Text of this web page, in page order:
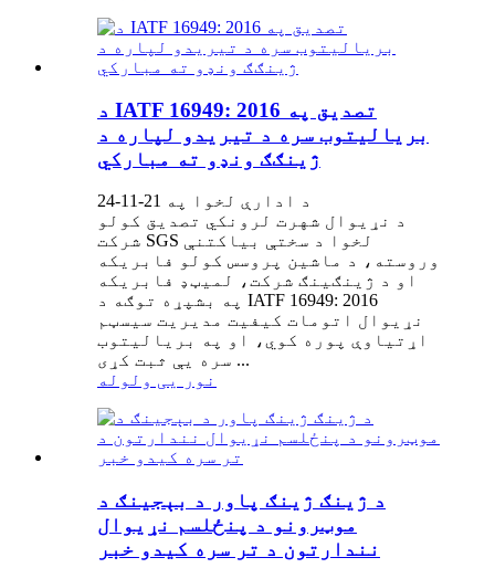
د IATF 16949: 2016 تصدیق په
بریالیتوب سره د تیریدو لپاره د
ژینګګ ونډو ته مبارکي
د ادارې لخوا په 21-11-24
د نړیوال شهرت لرونکي تصدیق کولو
شرکت SGS لخوا د سختې بیاکتنې
وروسته، د ماشین پروسس کولو فابریکه
او د ژینګینګ شرکت، لمیټډ فابریکه
په بشپړه توګه د IATF 16949: 2016
نړیوال اتومات کیفیت مدیریت سیسټم
اړتیاوې پوره کوي، او په بریالیتوب
سره یې ثبت کړی ...
نور یی ولوله
د ژینګ ژینګ پاور د بېجینګ د
موټرونو د پنځلسم نړیوال
نندارتون د تر سره کیدو خبر